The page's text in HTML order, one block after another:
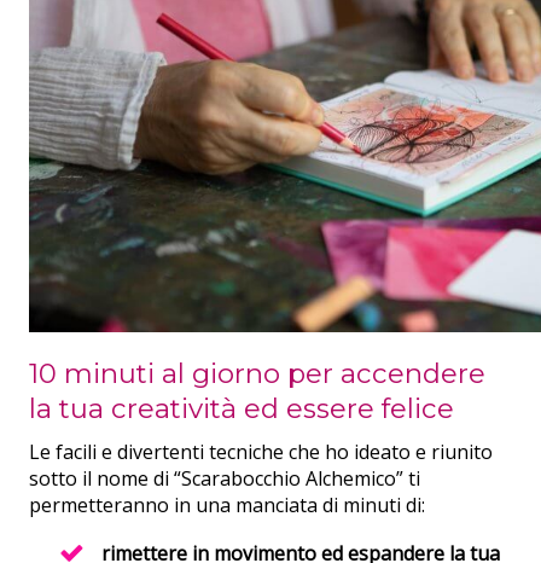
10 minuti al giorno per accendere
la tua creatività ed essere felice
Le facili e divertenti tecniche che ho ideato e riunito
sotto il nome di “Scarabocchio Alchemico” ti
permetteranno in una manciata di minuti di:
rimettere in movimento ed espandere la tua